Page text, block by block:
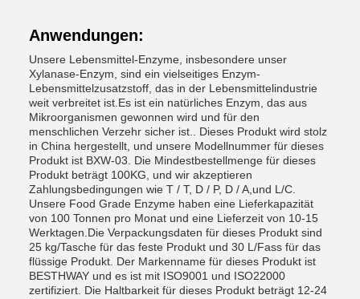
Anwendungen:
Unsere Lebensmittel-Enzyme, insbesondere unser
Xylanase-Enzym, sind ein vielseitiges Enzym-
Lebensmittelzusatzstoff, das in der Lebensmittelindustrie
weit verbreitet ist.Es ist ein natürliches Enzym, das aus
Mikroorganismen gewonnen wird und für den
menschlichen Verzehr sicher ist.. Dieses Produkt wird stolz
in China hergestellt, und unsere Modellnummer für dieses
Produkt ist BXW-03. Die Mindestbestellmenge für dieses
Produkt beträgt 100KG, und wir akzeptieren
Zahlungsbedingungen wie T / T, D / P, D / A,und L/C.
Unsere Food Grade Enzyme haben eine Lieferkapazität
von 100 Tonnen pro Monat und eine Lieferzeit von 10-15
Werktagen.Die Verpackungsdaten für dieses Produkt sind
25 kg/Tasche für das feste Produkt und 30 L/Fass für das
flüssige Produkt. Der Markenname für dieses Produkt ist
BESTHWAY und es ist mit ISO9001 und ISO22000
zertifiziert. Die Haltbarkeit für dieses Produkt beträgt 12-24